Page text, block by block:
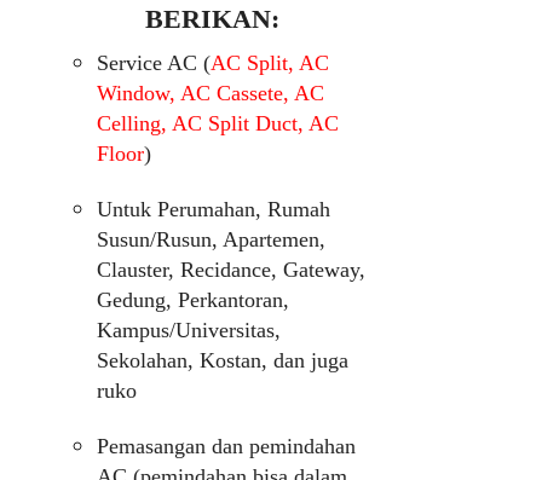
BERIKAN:
Service AC (AC Split, AC
Window, AC Cassete, AC
Celling, AC Split Duct, AC
Floor)
Untuk Perumahan, Rumah
Susun/Rusun, Apartemen,
Clauster, Recidance, Gateway,
Gedung, Perkantoran,
Kampus/Universitas,
Sekolahan, Kostan, dan juga
ruko
Pemasangan dan pemindahan